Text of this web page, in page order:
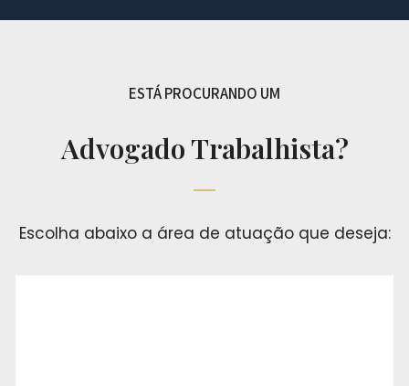
ESTÁ PROCURANDO UM
Advogado Trabalhista?
Escolha abaixo a área de atuação que deseja: